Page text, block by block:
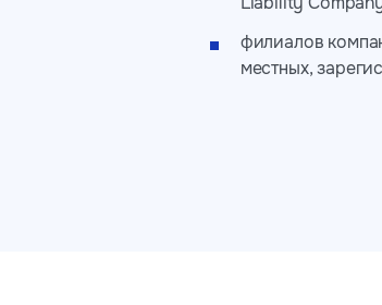
филиалов
местных,